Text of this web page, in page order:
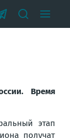
Время
этап
получат